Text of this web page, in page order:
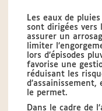
Les eaux de
sont dirigées vers
assurer un
limiter
lors d’épisodes
favorise une
réduisant les
d’assainissement,
le permet.
Dans le cadre de